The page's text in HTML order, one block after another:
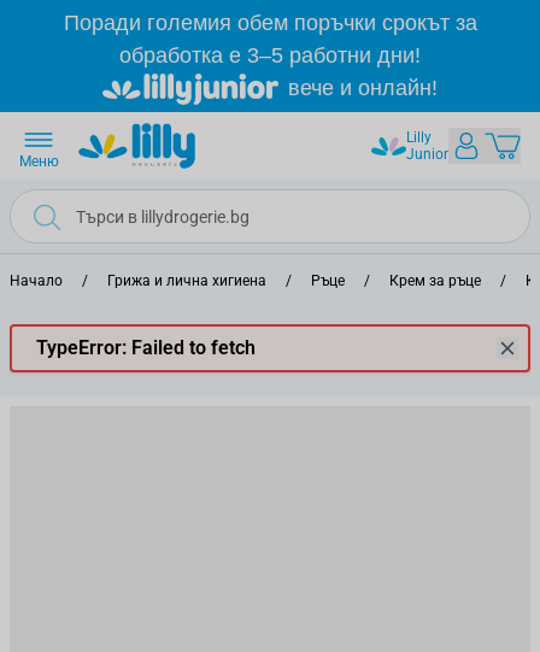
Прескачане към съдържанието
Поради големия обем поръчки срокът за
обработка е 3–5 работни дни!
вече и онлайн!
Lilly
Junior
Меню
Начало / Грижа и лична хигиена / Ръце / Крем за ръце /
TypeError: Failed to fetch